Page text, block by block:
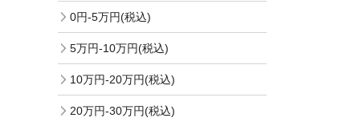
0円-5万円(税込)
5万円-10万円(税込)
10万円-20万円(税込)
20万円-30万円(税込)